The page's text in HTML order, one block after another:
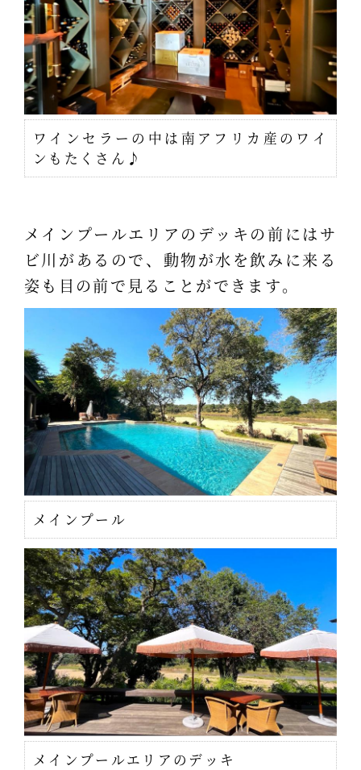
ワインセラーの中は南アフリカ産のワイ
ンもたくさん♪
メインプールエリアのデッキの前にはサ
ビ川があるので、動物が水を飲みに来る
姿も目の前で見ることができます。
メインプール
メインプールエリアのデッキ